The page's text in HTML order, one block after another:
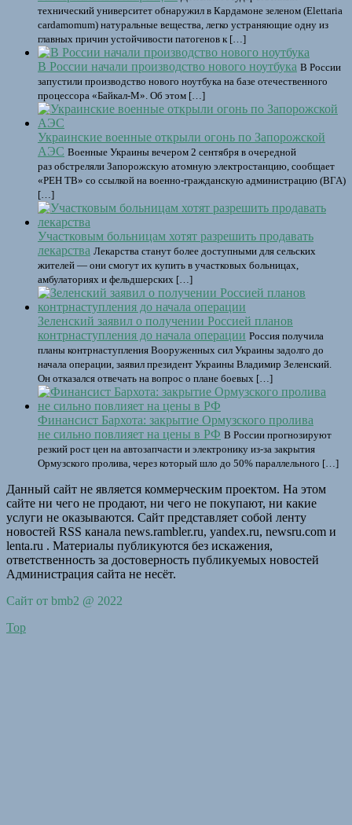
технический университет обнаружил в Кардамоне зеленом (Elettaria
cardamomum) натуральные вещества, легко устраняющие одну из
главных причин устойчивости патогенов к […]
В России начали производство нового ноутбука В России
запустили производство нового ноутбука на базе отечественного
процессора «Байкал-М». Об этом […]
Украинские военные открыли огонь по Запорожской
АЭС Военные Украины вечером 2 сентября в очередной
раз обстреляли Запорожскую атомную электростанцию, сообщает
«РЕН ТВ» со ссылкой на военно-гражданскую администрацию (ВГА)
[…]
Участковым больницам хотят разрешить продавать
лекарства Лекарства станут более доступными для сельских
жителей — они смогут их купить в участковых больницах,
амбулаториях и фельдшерских […]
Зеленский заявил о получении Россией планов
контрнаступления до начала операции Россия получила
планы контрнаступления Вооруженных сил Украины задолго до
начала операции, заявил президент Украины Владимир Зеленский.
Он отказался отвечать на вопрос о плане боевых […]
Финансист Бархота: закрытие Ормузского пролива
не сильно повлияет на цены в РФ В России прогнозируют
резкий рост цен на автозапчасти и электронику из-за закрытия
Ормузского пролива, через который шло до 50% параллельного […]
Данный сайт не является коммерческим проектом. На этом
сайте ни чего не продают, ни чего не покупают, ни какие
услуги не оказываются. Сайт представляет собой ленту
новостей RSS канала news.rambler.ru, yandex.ru, newsru.com и
lenta.ru . Материалы публикуются без искажения,
ответственность за достоверность публикуемых новостей
Администрация сайта не несёт.
Сайт от bmb2 @ 2022
Top